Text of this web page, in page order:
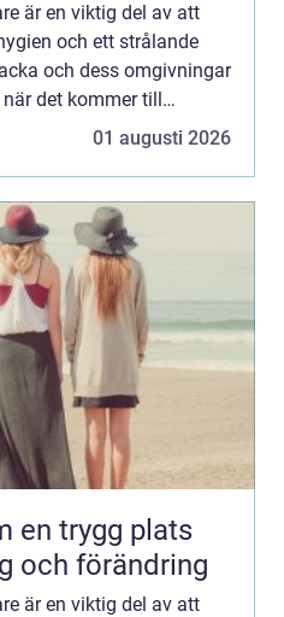
är en viktig del av att
och ett strålande
och dess omgivningar
det kommer till
01 augusti 2026
och förändring
är en viktig del av att